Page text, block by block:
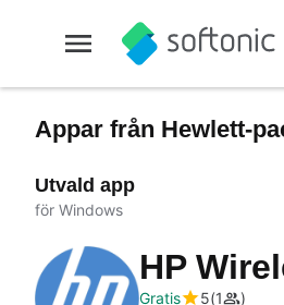
Appar från Hewlett-
Utvald app
för Windows
HP
Gratis
5 1